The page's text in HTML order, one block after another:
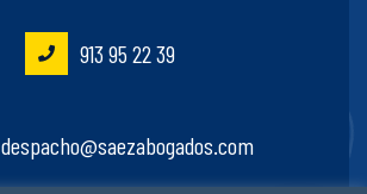
913 95 22 39
despacho@saezabogados.com